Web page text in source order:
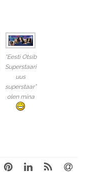
“Eesti Otsib
Superstaari
uus
superstaar”
olen mina